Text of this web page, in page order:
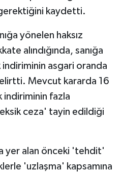
kaydetti.
yönelen haksız
alındığında, sanığa
indiriminin asgari oranda
Mevcut kararda 16
indiriminin fazla
ceza' tayin edildiği
yer alan önceki 'tehdit'
'uzlaşma' kapsamına